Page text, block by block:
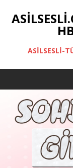
ASILSESLI-